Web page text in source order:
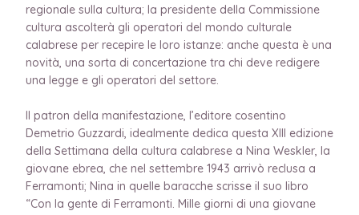
regionale sulla cultura; la presidente della Commissione
cultura ascolterà gli operatori del mondo culturale
calabrese per recepire le loro istanze: anche questa è una
novità, una sorta di concertazione tra chi deve redigere
una legge e gli operatori del settore.
Il patron della manifestazione, l’editore cosentino
Demetrio Guzzardi, idealmente dedica questa XIII edizione
della Settimana della cultura calabrese a Nina Weskler, la
giovane ebrea, che nel settembre 1943 arrivò reclusa a
Ferramonti; Nina in quelle baracche scrisse il suo libro
“Con la gente di Ferramonti. Mille giorni di una giovane